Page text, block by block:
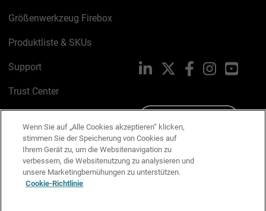
Größenwerkzeug Firebox
Produktliste & SKUs
Support
Trust Center
Cookie-Richtlinie
Datenschutzrichtlinie
Media & Brand Kit
LinkedIn FacebookInstagram
Wenn Sie auf „Alle Cookies akzeptieren“ klicken,
stimmen Sie der Speicherung von Cookies auf
Ihrem Gerät zu, um die Websitenavigation zu
verbessern, die Websitenutzung zu analysieren und
unsere Marketingbemühungen zu unterstützen.
Cookie-Richtlinie